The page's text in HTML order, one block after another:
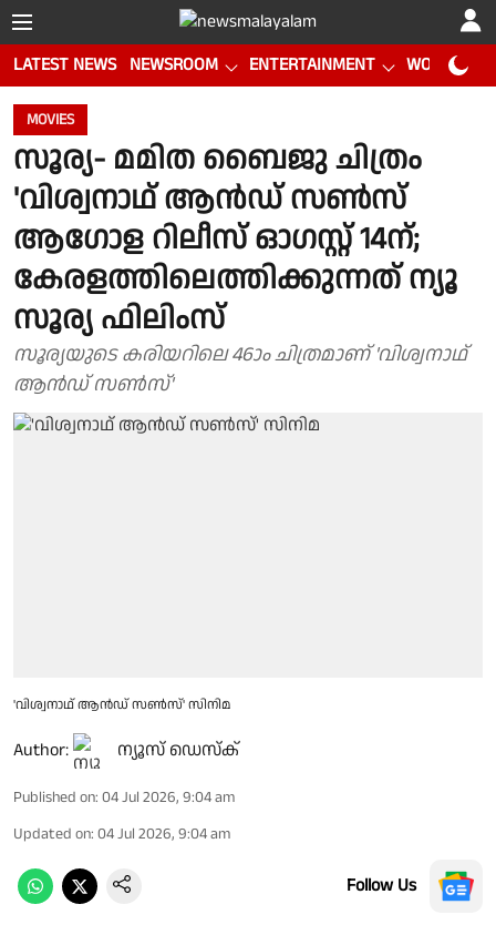
LATEST NEWS NEWSROOM ENTERTAINMENT WORLD CUP
MOVIES
സൂര്യ- മമിത ബൈജു ചിത്രം
'വിശ്വനാഥ് ആൻഡ് സൺസ്
ആഗോള റിലീസ് ഓഗസ്റ്റ് 14ന്;
കേരളത്തിലെത്തിക്കുന്നത് ന്യൂ
സൂര്യ ഫിലിംസ്
സൂര്യയുടെ കരിയറിലെ 46ാം ചിത്രമാണ് 'വിശ്വനാഥ്
ആൻഡ് സൺസ്'
'വിശ്വനാഥ് ആൻഡ് സൺസ്' സിനിമ
Author: ന്യൂസ് ഡെസ്ക്
Published on: 04 Jul 2026, 9:04 am
Updated on: 04 Jul 2026, 9:04 am
Follow Us